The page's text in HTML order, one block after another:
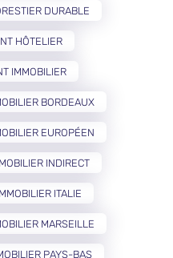
DURABLE
HÔTELIER
IMMOBILIER
BORDEAUX
EUROPÉEN
INDIRECT
ITALIE
MARSEILLE
PAYS-BAS